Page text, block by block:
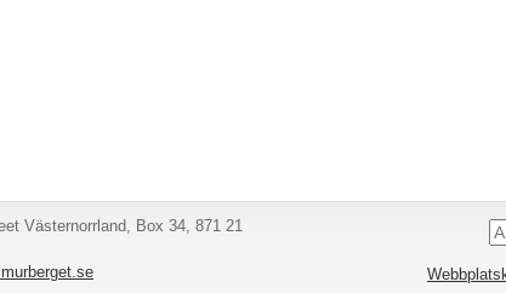
Västernorrland, Box 34, 871 21